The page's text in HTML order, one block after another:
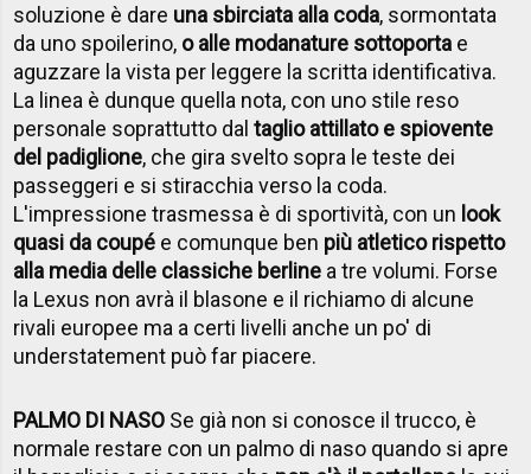
soluzione è dare una sbirciata alla coda, sormontata
da uno spoilerino, o alle modanature sottoporta e
aguzzare la vista per leggere la scritta identificativa.
La linea è dunque quella nota, con uno stile reso
personale soprattutto daltaglio attillato e spiovente
del padiglione, che gira svelto sopra le teste dei
passeggeri e si stiracchia verso la coda.
L'impressione trasmessa è di sportività, con un look
quasi da coupé e comunque ben più atletico rispetto
alla media delle classiche berline a tre volumi. Forse
la Lexus non avrà il blasone e il richiamo di alcune
rivali europee ma a certi livelli anche un po' di
understatement può far piacere.
PALMO DI NASO Se già non si conosce il trucco, è
normale restare con un palmo di naso quando si apre